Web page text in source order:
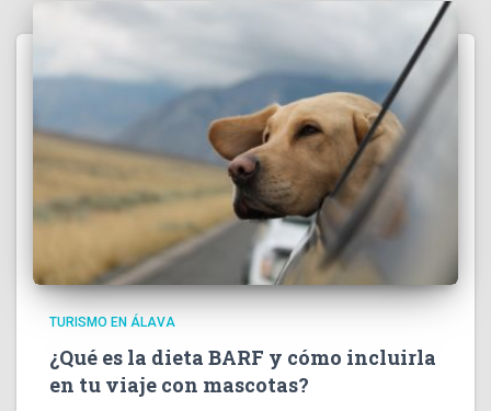
TURISMO EN ÁLAVA
¿Qué es la dieta BARF y cómo incluirla
en tu viaje con mascotas?